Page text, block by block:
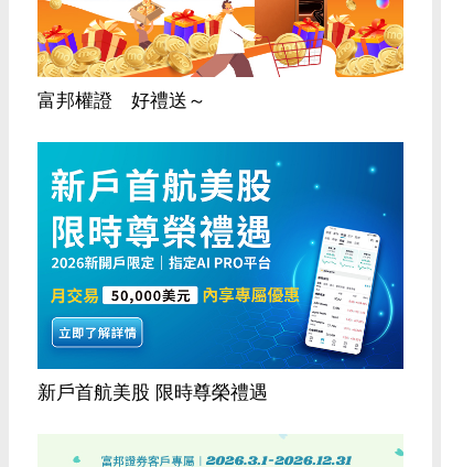
富邦權證 好禮送～
新戶首航美股 限時尊榮禮遇